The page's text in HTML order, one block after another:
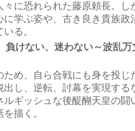
々に恐れられた藤原頼長。し
に学ぶ姿や、古き良き貴族政
る。
けない、迷わない～波乱
め、自ら合戦にも身を投じ
出し、逆転、討幕を実現する
ルギッシュな後醍醐天皇の闘
描く。